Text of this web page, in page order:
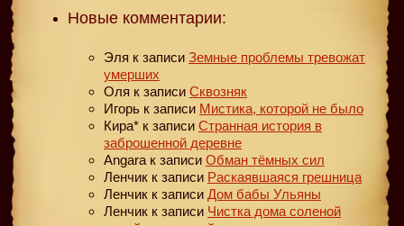
Новые комментарии:
Эля к записи Земные проблемы тревожат
умерших
Оля к записи Сквозняк
Игорь к записи Мистика, которой не было
Кира* к записи Странная история в
заброшенной деревне
Angara к записи Обман тёмных сил
Ленчик к записи Раскаявшаяся грешница
Ленчик к записи Дом бабы Ульяны
Ленчик к записи Чистка дома соленой